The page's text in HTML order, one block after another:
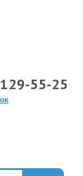
55-25